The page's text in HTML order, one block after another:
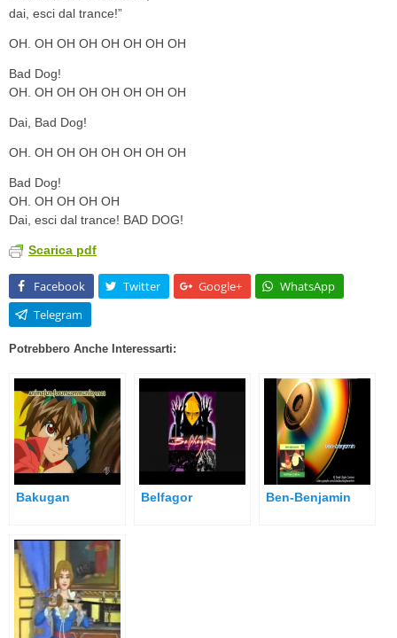
dai, esci dal trance!”
OH. OH OH OH OH OH OH OH
Bad Dog!
OH. OH OH OH OH OH OH OH
Dai, Bad Dog!
OH. OH OH OH OH OH OH OH
Bad Dog!
OH. OH OH OH OH
Dai, esci dal trance! BAD DOG!
Scarica pdf
Facebook Twitter Google+
WhatsApp
Telegram
Potrebbero Anche Interessarti:
Bakugan Belfagor Ben-Benjamin